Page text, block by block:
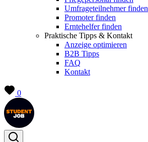
Umfrageteilnehmer finden
Promoter finden
Erntehelfer finden
Praktische Tipps & Kontakt
Anzeige optimieren
B2B Tipps
FAQ
Kontakt
0